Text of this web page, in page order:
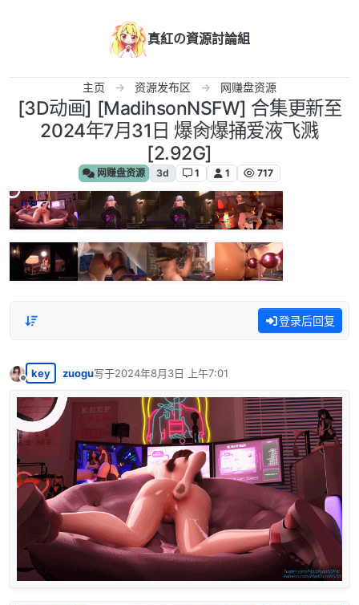
真紅の資源討論組
主页 资源发布区 网赚盘资源
[3D动画] [MadihsonNSFW] 合集更新至
2024年7月31日 爆肏爆捅爱液飞溅
[2.92G]
网赚盘资源 3d 1 1 717
登录后回复
离线
key zuogu写于2024年8月3日 上午7:01
最后由 编辑